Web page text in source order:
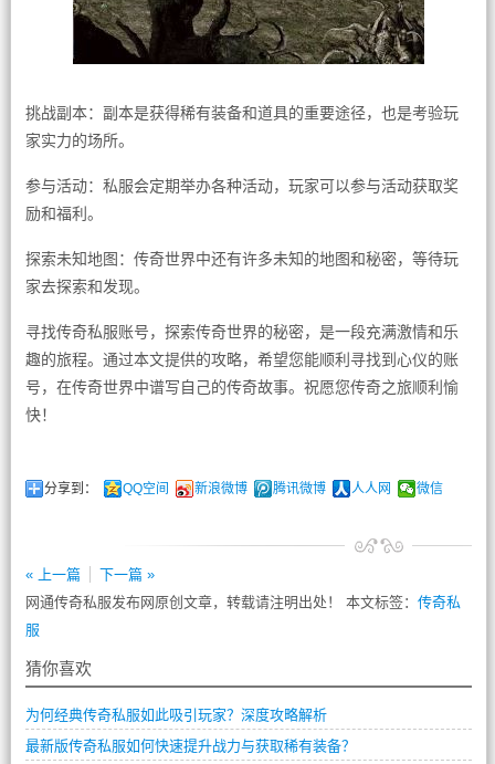
挑战副本：副本是获得稀有装备和道具的重要途径，也是考验玩
家实力的场所。
参与活动：私服会定期举办各种活动，玩家可以参与活动获取奖
励和福利。
探索未知地图：传奇世界中还有许多未知的地图和秘密，等待玩
家去探索和发现。
寻找传奇私服账号，探索传奇世界的秘密，是一段充满激情和乐
趣的旅程。通过本文提供的攻略，希望您能顺利寻找到心仪的账
号，在传奇世界中谱写自己的传奇故事。祝愿您传奇之旅顺利愉
快！
分享到： QQ空间 新浪微博 腾讯微博 人人网 微信
« 上一篇
下一篇 »
网通传奇私服发布网原创文章，转载请注明出处！ 本文标签： 传奇私
服
猜你喜欢
为何经典传奇私服如此吸引玩家？深度攻略解析
最新版传奇私服如何快速提升战力与获取稀有装备？